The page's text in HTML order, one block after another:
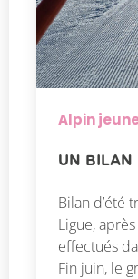
Alpin
UN BILAN
Bilan d’été
Ligue,
effectués
Fin juin, le